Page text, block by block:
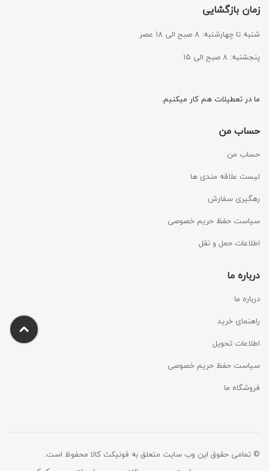
زمان بازگشایی
شنبه تا چهارشنبه: ۸ صبح الی ۱۸ عصر
پنجشنبه: ۸ صبح الی ۱۵
ما در تعطیلات هم کار میکنیم.
حساب من
حساب من
لیست علاقه مندی ها
رهگیری سفارش
سیاست حفظ حریم خصوصی
اطلاعات حمل و نقل
درباره ما
درباره ما
راهنمای خرید
اطلاعات تحویل
سیاست حفظ حریم خصوصی
فروشگاه ما
© تمامی حقوق این وب سایت متعلق به فونیکث کالا محفوظ است.